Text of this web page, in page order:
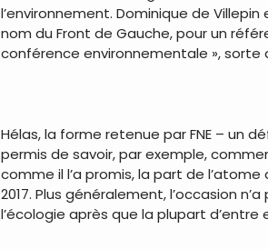
l’environnement. Dominique de
nom du Front de Gauche, pour un
conférence environnementale », sorte
Hélas, la forme retenue par FNE – un
permis de savoir, par exemple,
comme il l’a promis, la part de
2017. Plus généralement, l’occasion
l’écologie après que la plupart